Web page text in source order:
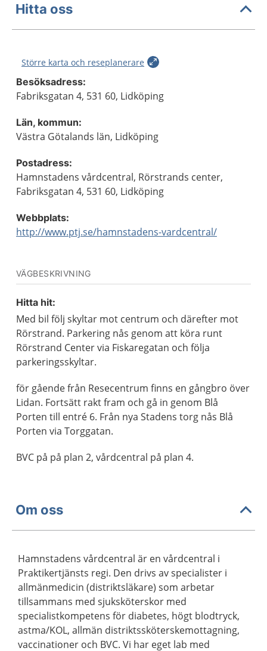
Hitta oss
Större karta och reseplanerare
Besöksadress:
Fabriksgatan 4, 531 60, Lidköping
Län, kommun:
Västra Götalands län, Lidköping
Postadress:
Hamnstadens vårdcentral, Rörstrands center,
Fabriksgatan 4, 531 60, Lidköping
Webbplats:
http://www.ptj.se/hamnstadens-vardcentral/
VÄGBESKRIVNING
Hitta hit:
Med bil följ skyltar mot centrum och därefter mot
Rörstrand. Parkering nås genom att köra runt
Rörstrand Center via Fiskaregatan och följa
parkeringsskyltar.
för gående från Resecentrum finns en gångbro över
Lidan. Fortsätt rakt fram och gå in genom Blå
Porten till entré 6. Från nya Stadens torg nås Blå
Porten via Torggatan.
BVC på på plan 2, vårdcentral på plan 4.
Om oss
Hamnstadens vårdcentral är en vårdcentral i
Praktikertjänsts regi. Den drivs av specialister i
allmänmedicin (distriktsläkare) som arbetar
tillsammans med sjuksköterskor med
specialistkompetens för diabetes, högt blodtryck,
astma/KOL, allmän distriktssköterskemottagning,
vaccinationer och BVC. Vi har eget lab med